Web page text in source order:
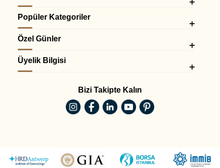
Popüler Kategoriler
Özel Günler
Üyelik Bilgisi
Bizi Takipte Kalın